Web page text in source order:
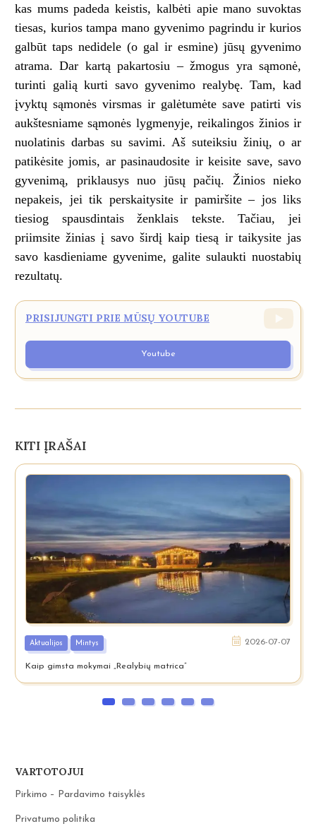
kas mums padeda keistis, kalbėti apie mano suvoktas
tiesas, kurios tampa mano gyvenimo pagrindu ir kurios
galbūt taps nedidele (o gal ir esmine) jūsų gyvenimo
atrama. Dar kartą pakartosiu – žmogus yra sąmonė,
turinti galią kurti savo gyvenimo realybę. Tam, kad
įvyktų sąmonės virsmas ir galėtumėte save patirti vis
aukštesniame sąmonės lygmenyje, reikalingos žinios ir
nuolatinis darbas su savimi. Aš suteiksiu žinių, o ar
patikėsite jomis, ar pasinaudosite ir keisite save, savo
gyvenimą, priklausys nuo jūsų pačių. Žinios nieko
nepakeis, jei tik perskaitysite ir pamiršite – jos liks
tiesiog spausdintais ženklais tekste. Tačiau, jei
priimsite žinias į savo širdį kaip tiesą ir taikysite jas
savo kasdieniame gyvenime, galite sulaukti nuostabių
rezultatų.
PRISIJUNGTI PRIE MŪSŲ YOUTUBE
Youtube
KITI ĮRAŠAI
Aktualijos Mintys 2026-07-07
Kaip gimsta mokymai „Realybių matrica”
VARTOTOJUI
Pirkimo – Pardavimo taisyklės
Privatumo politika